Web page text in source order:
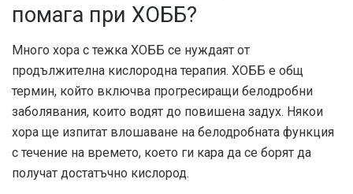
помага при ХОББ?
Много хора с тежка ХОББ се нуждаят от
продължителна кислородна терапия. ХОББ е общ
термин, който включва прогресиращи белодробни
заболявания, които водят до повишена задух. Някои
хора ще изпитат влошаване на белодробната функция
с течение на времето, което ги кара да се борят да
получат достатъчно кислород.